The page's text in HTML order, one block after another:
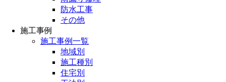
防水工事
その他
施工事例
施工事例一覧
地域別
施工種別
住宅別